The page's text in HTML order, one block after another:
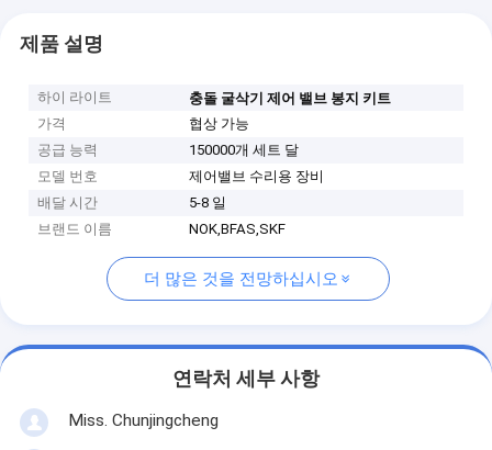
제품 설명
하이 라이트
충돌 굴삭기 제어 밸브 봉지 키트
가격
협상 가능
공급 능력
150000개 세트 달
모델 번호
제어밸브 수리용 장비
배달 시간
5-8 일
브랜드 이름
NOK,BFAS,SKF
더 많은 것을 전망하십시오
연락처 세부 사항
Miss. Chunjingcheng